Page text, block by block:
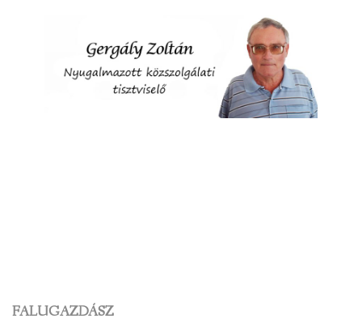
FALUGAZDÁSZ